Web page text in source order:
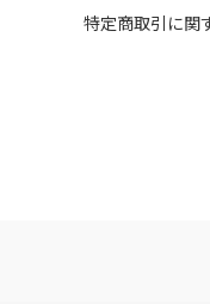
特定商取引に関